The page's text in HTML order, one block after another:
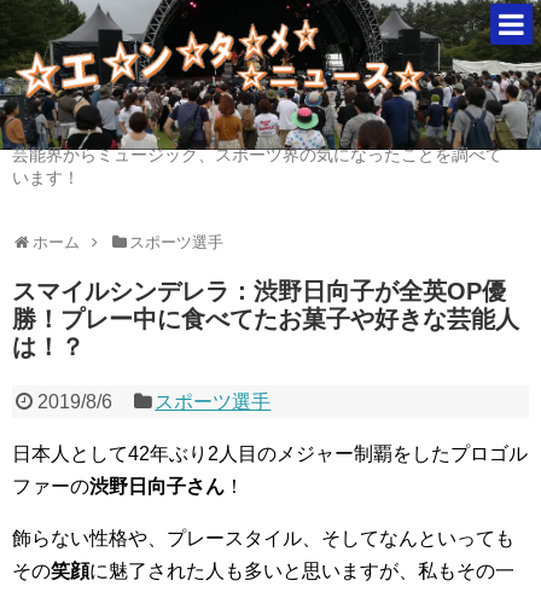
芸能界からミュージック、スポーツ界の気になったことを調べて
います！
ホーム スポーツ選手
スマイルシンデレラ：渋野日向子が全英OP優
勝！プレー中に食べてたお菓子や好きな芸能人
は！？
2019/8/6 スポーツ選手
日本人として42年ぶり2人目のメジャー制覇をしたプロゴル
ファーの渋野日向子さん ！
飾らない性格や、プレースタイル、そしてなんといっても
その笑顔に魅了された人も多いと思いますが、私もその一